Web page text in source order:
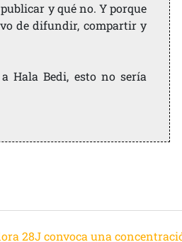
y qué no. Y porque
de difundir, compartir y
Hala Bedi, esto no sería
28J convoca una